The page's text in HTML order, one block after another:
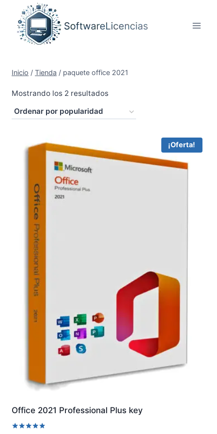
contenido
Inicio / Tienda / paquete office 2021
Mostrando los 2 resultadosOrdenado
popularidad
¡Oferta!
Office 2021 Professional Plus key